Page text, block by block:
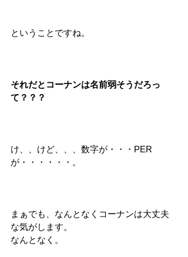
ということですね。
それだとコーナンは名前弱そうだろっ
て？？？
け、、けど、、、数字が・・・PER
が・・・・・・。
まぁでも、なんとなくコーナンは大丈夫
な気がします。
なんとなく。